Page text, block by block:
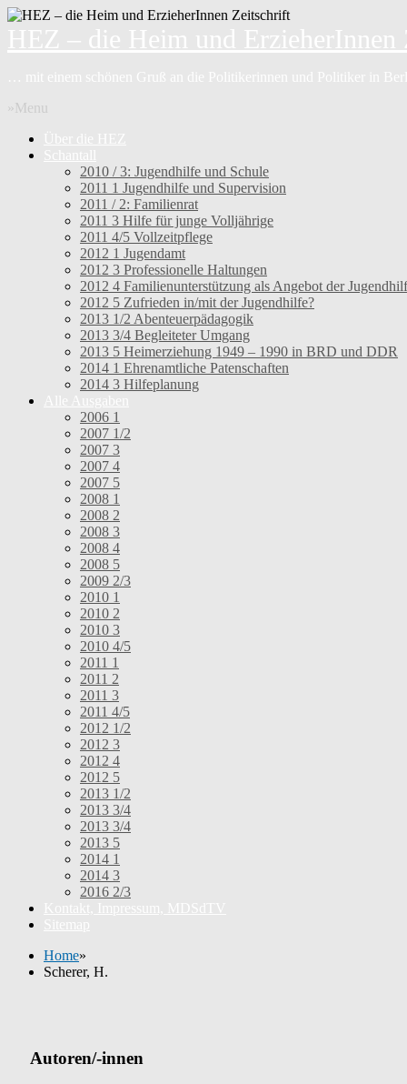
»Menu
2010 / 3: Jugendhilfe und Schule
2011 1 Jugendhilfe und Supervision
2011 / 2: Familienrat
2011 3 Hilfe für junge Volljährige
2011 4/5 Vollzeitpflege
2012 1 Jugendamt
2012 3 Professionelle Haltungen
2012 4 Familienunterstützung als Angebot der
2012 5 Zufrieden in/mit der Jugendhilfe?
2013 1/2 Abenteuerpädagogik
2013 3/4 Begleiteter Umgang
2013 5 Heimerziehung 1949 – 1990 in BRD und DDR
2014 1 Ehrenamtliche Patenschaften
2014 3 Hilfeplanung
2006 1
2007 1/2
2007 3
2007 4
2007 5
2008 1
2008 2
2008 3
2008 4
2008 5
2009 2/3
2010 1
2010 2
2010 3
2010 4/5
2011 1
2011 2
2011 3
2011 4/5
2012 1/2
2012 3
2012 4
2012 5
2013 1/2
2013 3/4
2013 3/4
2013 5
2014 1
2014 3
2016 2/3
Home»
Scherer, H.
Autoren/-innen